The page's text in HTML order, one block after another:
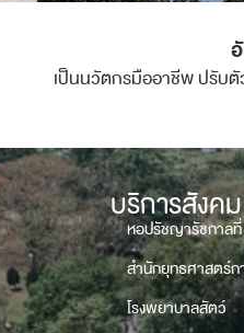
เป็นนวัตกรมืออาชีพ ปรับ
บริการสังคม
หอปรัชญารัชกาล
สำนักยุทธศาสตร์ก
โรงพยาบาลสัตว์